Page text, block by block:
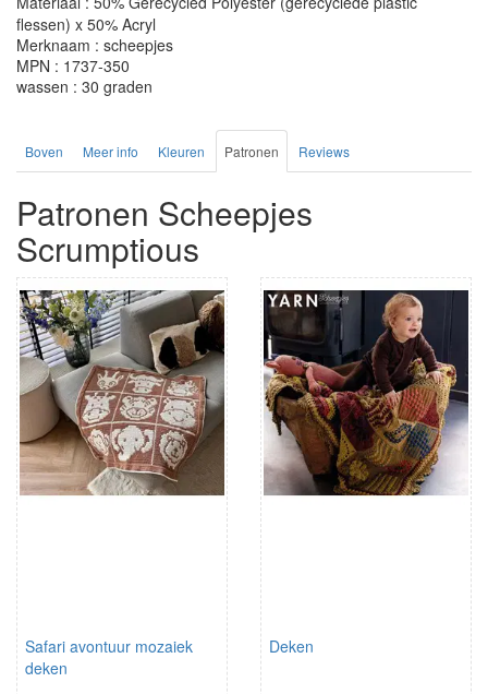
flessen) x 50% Acryl
Merknaam : scheepjes
MPN : 1737-350
wassen : 30 graden
Boven Meer info Kleuren Patronen Reviews
Patronen Scheepjes
Scrumptious
Safari avontuur mozaiek
deken
Deken